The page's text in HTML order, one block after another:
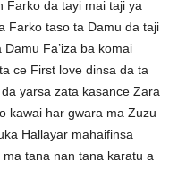
Farko da tayi mai taji ya
Farko taso ta Damu da taji
Fa’iza ba komai
ce First love dinsa da ta
yarsa zata kasance Zara
kawai har gwara ma Zuzu
Hallayar mahaifinsa
tana nan tana karatu a